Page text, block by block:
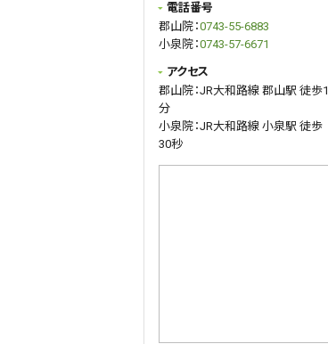
電話番号
郡山院：0743-55-6883
小泉院：0743-57-6671
アクセス
郡山院：JR大和路線 郡山駅 徒歩1
分
小泉院：JR大和路線 小泉駅 徒歩
30秒